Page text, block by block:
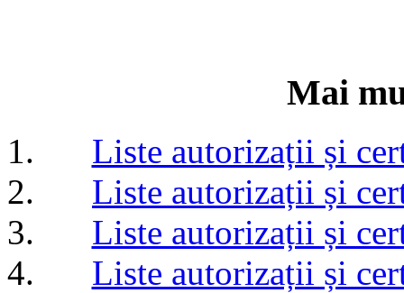
Mai
Liste autorizații și
Liste autorizații și
Liste autorizații și
Liste autorizații și